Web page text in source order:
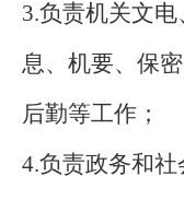
3.负责机关文
息、机要、保
后勤等工作；
4.负责政务和